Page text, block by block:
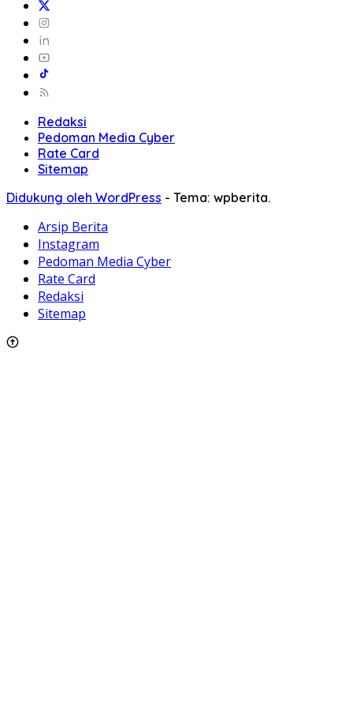
Redaksi
Pedoman Media Cyber
Rate Card
Sitemap
Didukung oleh WordPress - Tema: wpberita.
Arsip Berita
Instagram
Pedoman Media Cyber
Rate Card
Redaksi
Sitemap